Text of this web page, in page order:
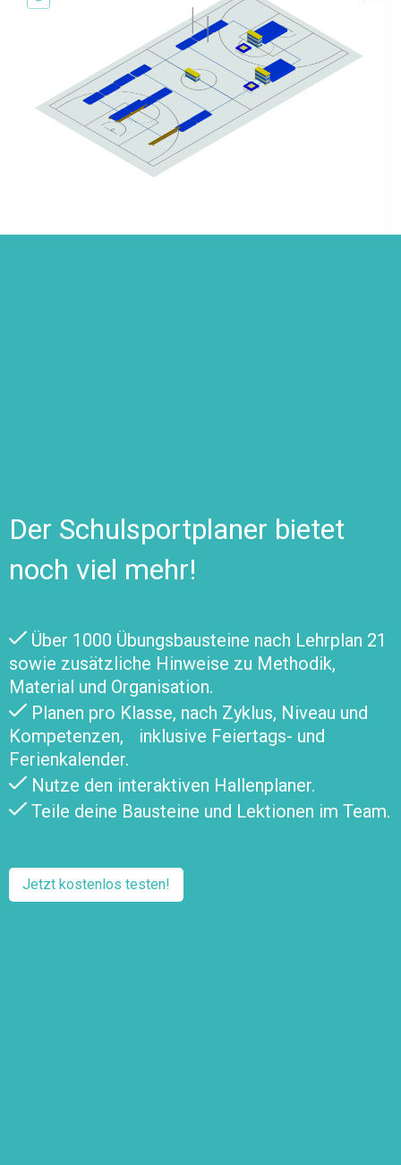
Der Schulsportplaner bietet
noch viel mehr!
Über 1000 Übungsbausteine nach Lehrplan 21
sowie zusätzliche Hinweise zu Methodik,
Material und Organisation.
Planen pro Klasse, nach Zyklus, Niveau und
Kompetenzen, inklusive Feiertags- und
Ferienkalender.
Nutze den interaktiven Hallenplaner.
Teile deine Bausteine und Lektionen im Team.
Jetzt kostenlos testen!